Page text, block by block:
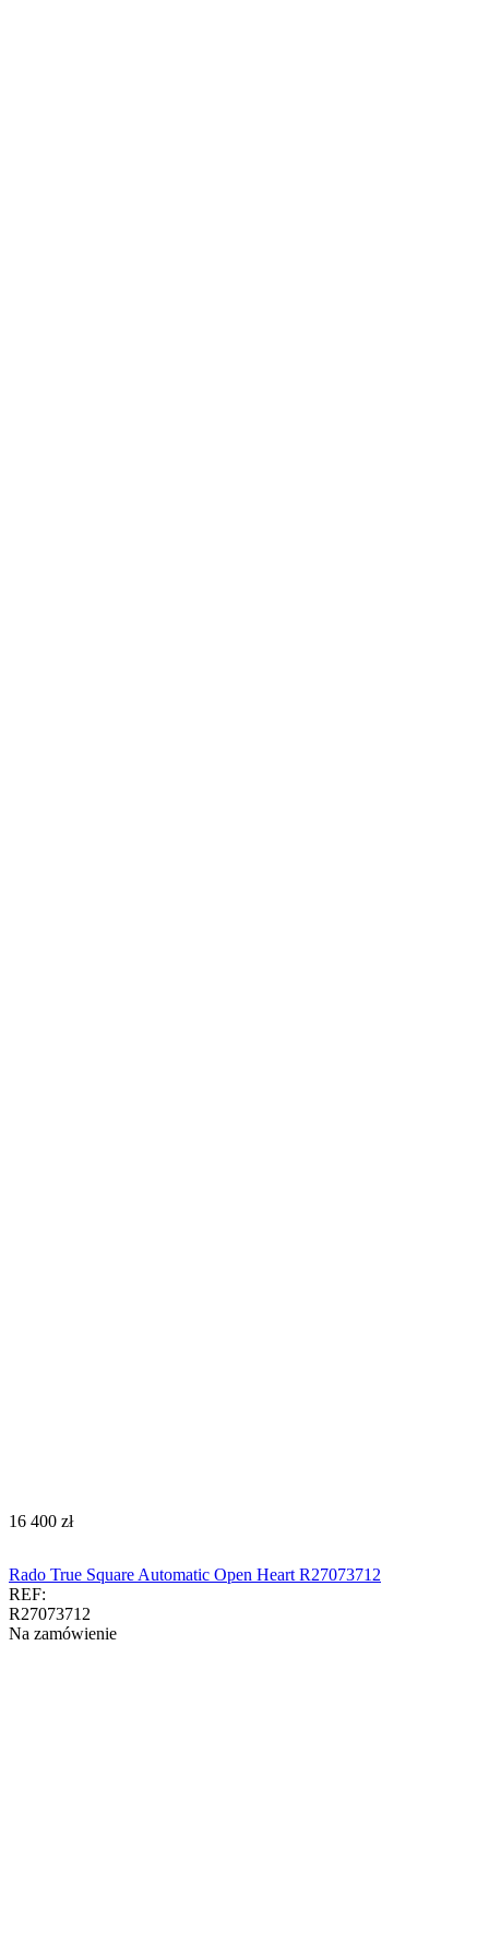
‍16 400‍ zł
Rado True Square Automatic Open Heart R27073712
REF:
R27073712
Na zamówienie